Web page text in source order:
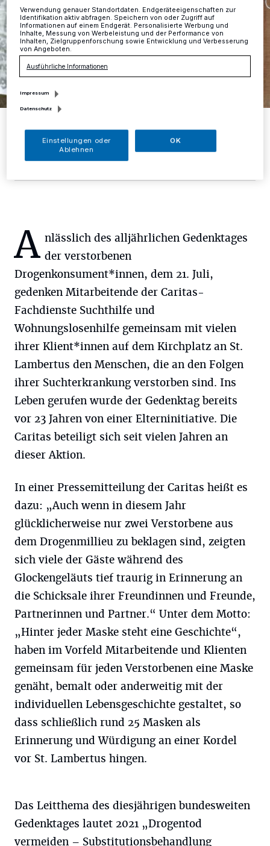
Lang, Berufspraktikantin; Thomas Rasch, Bereichsleiter; Ute
Proschinski, Wohnungslosenhilfe; Friederike Hegemann, Suchthilfe
Foto: Caritas
A nlässlich des alljährlichen Gedenktages
der verstorbenen
Drogenkonsument*innen, dem 21. Juli,
gedenken Mitarbeitende der Caritas-
Fachdienste Suchthilfe und
Wohnungslosenhilfe gemeinsam mit vielen
ihrer Klient*innen auf dem Kirchplatz an St.
Lambertus den Menschen, die an den Folgen
ihrer Suchterkrankung verstorben sind. Ins
Leben gerufen wurde der Gedenktag bereits
vor 23 Jahren von einer Elterninitiative. Die
Caritas beteiligt sich seit vielen Jahren an
dieser Aktion.
In einer Pressemitteilung der Caritas heißt es
dazu: „Auch wenn in diesem Jahr
glücklicherweise nur zwei Verstorbene aus
dem Drogenmillieu zu beklagen sind, zeigten
sich viele der Gäste während des
Glockengeläuts tief traurig in Erinnerung an
die Schicksale ihrer Freundinnen und Freunde,
Partnerinnen und Partner.“ Unter dem Motto:
„Hinter jeder Maske steht eine Geschichte“,
haben im Vorfeld Mitarbeitende und Klienten
gemeinsam für jeden Verstorbenen eine Maske
genäht, bemalt oder anderweitig mit der
individuellen Lebensgeschichte gestaltet, so
dass schließlich rund 25 Masken als
Erinnerung und Würdigung an einer Kordel
vor St. Lambertus hingen.
Das Leitthema des diesjährigen bundesweiten
Gedenktages lautet 2021 „Drogentod
vermeiden – Substitutionsbehandlung
Verwendung genauer Standortdaten. Endgeräteeigenschaften zur
Identifikation aktiv abfragen. Speichern von oder Zugriff auf
Informationen auf einem Endgerät. Personalisierte Werbung und
Inhalte, Messung von Werbeleistung und der Performance von
Inhalten, Zielgruppenforschung sowie Entwicklung und Verbesserung
von Angeboten.
Ausführliche Informationen
Impressum
Datenschutz
Einstellungen oder
Ablehnen
OK